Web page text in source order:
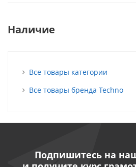
Наличие
Все товары категории
Все товары бренда Techno
Подпишитесь на